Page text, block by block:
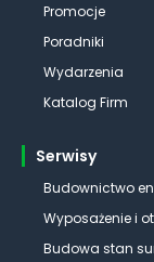
Promocje
Poradniki
Wydarzenia
Katalog Firm
Serwisy
Budownictwo
Wyposażenie i
Budowa stan